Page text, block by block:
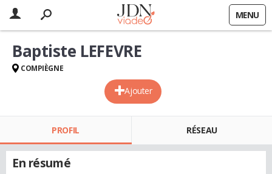
MENU
Ajouter
Baptiste LEFEVRE
COMPIÈGNE
PROFIL RÉSEAU
En résumé